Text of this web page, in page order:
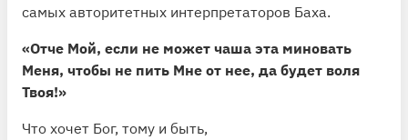
самых авторитетных интерпретаторов Баха.
«Отче Мой, если не может чаша эта миновать
Меня, чтобы не пить Мне от нее, да будет воля
Твоя!»
Что хочет Бог, тому и быть,